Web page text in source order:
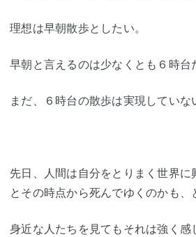
理想は早朝散歩としたい。
早朝と言えるのは少なくとも６時台
まだ、６時台の散歩は実現していな
先日、人間は自分をとりまく世界に
とその時点から死んでゆくのかも、
身近な人たちを見てもそれは強く感